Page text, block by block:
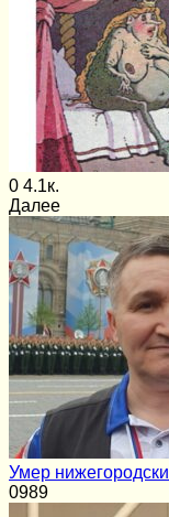
0 4.1к.
Далее
Умер
0989